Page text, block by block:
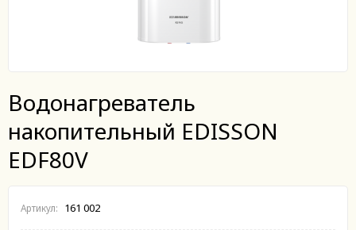
Водонагреватель
накопительный EDISSON
EDF80V
Артикул: 161 002